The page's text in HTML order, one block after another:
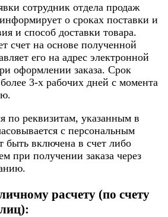
сотрудник отдела продаж
о сроках поставки и
и способ доставки товара.
счет на основе полученной
его на адрес электронной
оформлении заказа. Срок
3-х рабочих дней с момента
по реквизитам, указанным в
с персональным
включена в счет либо
при получении заказа через
расчету (по счету